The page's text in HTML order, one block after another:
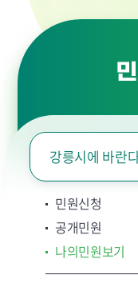
강릉시에 바란
민원신청
공개민원
나의민원보기